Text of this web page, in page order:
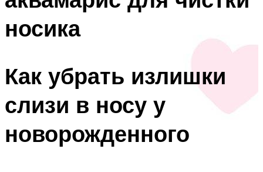
носика
Как убрать излишки
слизи в носу у
новорожденного